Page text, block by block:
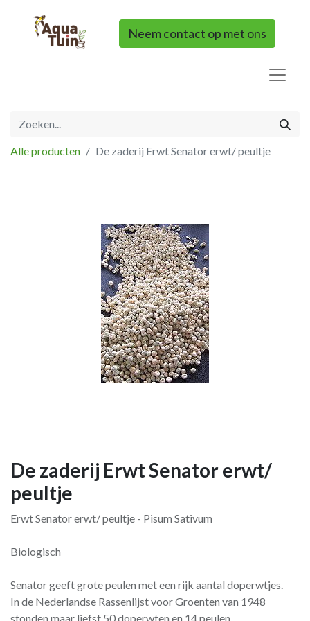
Neem contact op met ons
Alle producten De zaderij Erwt Senator erwt/ peultje
De zaderij Erwt Senator erwt/
peultje
Erwt Senator erwt/ peultje - Pisum Sativum
Biologisch
Senator geeft grote peulen met een rijk aantal doperwtjes.
In de Nederlandse Rassenlijst voor Groenten van 1948
stonden maar liefst 50 doperwten en 14 peulen.